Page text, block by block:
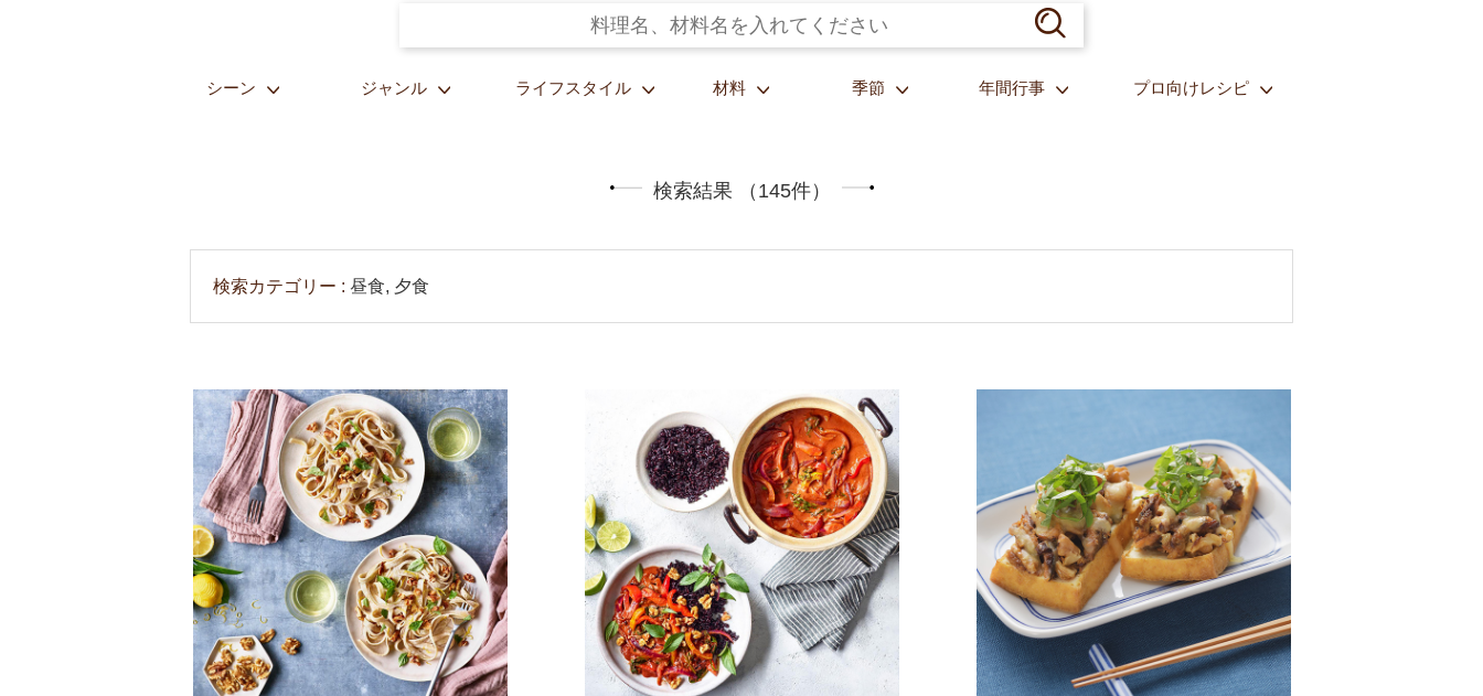
シーン ジャンル ライフスタイル 材料 季節 年間行事 プロ向けレシピ
検索結果 （145件）
検索カテゴリー 昼食, 夕食